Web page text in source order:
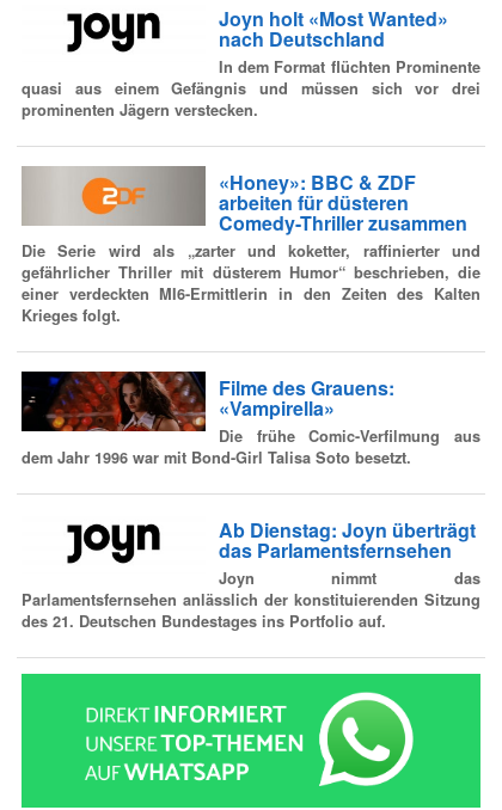
Joyn holt «Most Wanted»
nach Deutschland
In dem Format flüchten Prominente
quasi aus einem Gefängnis und müssen sich vor drei
prominenten Jägern verstecken.
«Honey»: BBC & ZDF
arbeiten für düsteren
Comedy-Thriller zusammen
Die Serie wird als „zarter und koketter, raffinierter und
gefährlicher Thriller mit düsterem Humor“ beschrieben, die
einer verdeckten MI6-Ermittlerin in den Zeiten des Kalten
Krieges folgt.
Filme des Grauens:
«Vampirella»
Die frühe Comic-Verfilmung aus
dem Jahr 1996 war mit Bond-Girl Talisa Soto besetzt.
Ab Dienstag: Joyn überträgt
das Parlamentsfernsehen
Joyn nimmt das
Parlamentsfernsehen anlässlich der konstituierenden Sitzung
des 21. Deutschen Bundestages ins Portfolio auf.